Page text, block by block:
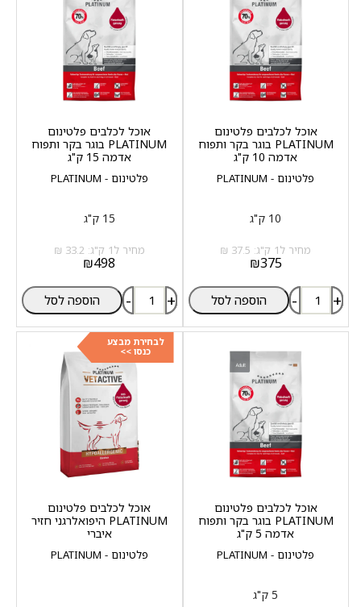
פלטינום - PLATINUM
אוכל לכלבים פלטינום
PLATINUM בוגר בקר ותפוח
אדמה 10 ק"ג
10 ק"ג
מחיר ל1 ק"ג: 37.5 ₪
₪375
- + הוספה לסל
פלטינום - PLATINUM
אוכל לכלבים פלטינום
PLATINUM בוגר בקר ותפוח
אדמה 15 ק"ג
15 ק"ג
מחיר ל1 ק"ג: 33.2 ₪
₪498
- + הוספה לסל
פלטינום - PLATINUM
אוכל לכלבים פלטינום
PLATINUM בוגר בקר ותפוח
אדמה 5 ק"ג
5 ק"ג
לבחירת מבצע
כנסו >>
פלטינום - PLATINUM
אוכל לכלבים פלטינום
PLATINUM היפואלרגני חזיר
איברי